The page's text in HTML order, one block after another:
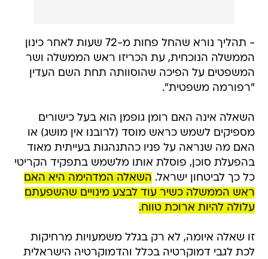
- תהליך נורא שהחל פחות מ-72 שעות לאחר כינון
הממשלה הנוכחית, עת הכריזו ראש הממשלה ושר
המשפטים על הפיכה שהוסוותה תחת השם העדין
"רפורמה משפטית".
השאלה אינה האם רומן גופמן הוא בעל כישורים
מספיקים לשמש כראש מוסד (לרובנו אין מושג) או
האם מה שנראה על פניו כהתנהגות בעייתית מאוד
בהפעלת סוכן, פוסלת אותו מלשמש בתפקיד הקריטי
כל כך לביטחון ישראל. השאלה המדהימה היא האם
ראש הממשלה כשיר עוד לבצע מינויים שהשפעתם
עלולה להיות ארוכת טווח.
זו שאלה איומה, לא רק בגלל משמעויות מרחיקות
לכת לגבי דמוקרטיה בכלל והדמוקרטיה הישראלית